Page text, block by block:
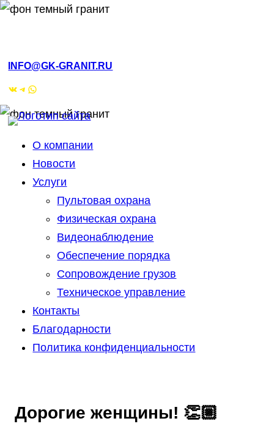
INFO@GK-GRANIT.RU
ВКонтакте
Telegram
WhatsApp
О компании
Новости
Услуги
Пультовая охрана
Физическая охрана
Видеонаблюдение
Обеспечение порядка
Сопровождение грузов
Техническое управление
Контакты
Благодарности
Политика конфиденциальности
Дорогие женщины! 👏🏼